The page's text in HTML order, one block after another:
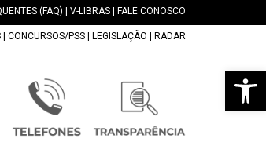
Abrir
(FAQ) V-LIBRAS FALE CONOSCO
CONCURSOS/PSS LEGISLAÇÃO RADAR